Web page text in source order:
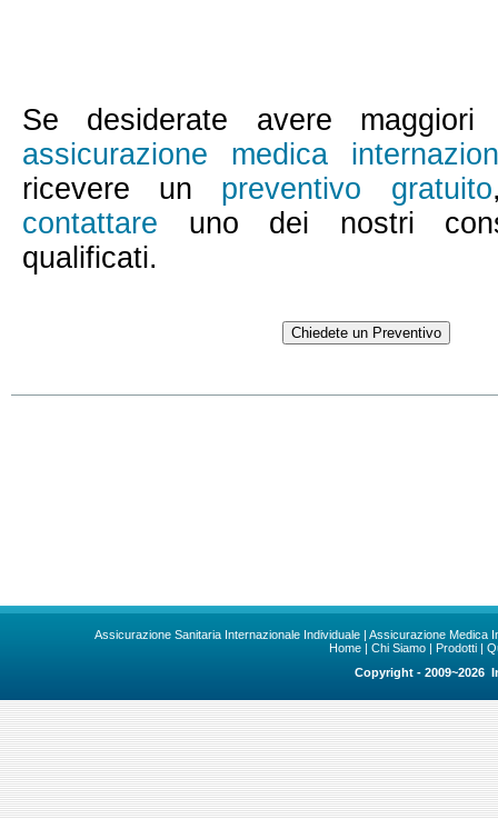
Se desiderate avere maggiori
assicurazione medica
ricevere un
preventivo gratuito
contattare uno dei nostri
qualificati.
Assicurazione Sanitaria Internazionale Individuale | Assicurazione Medica
Home |Chi Siamo |Prodotti |
Copyright - 2009~2026